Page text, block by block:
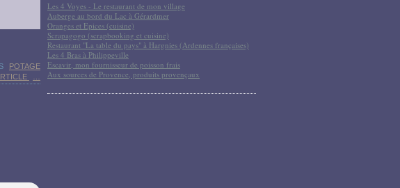
POTAGE
Les 4 Voyes - Le restaurant de mon village
Auberge au bord du Lac à Gérardmer
Oranges et Epices (cuisine)
Scrapagogo (scrapbooking et cuisine)
Restaurant "La table du pays" à Hargnies (Ardennes françaises)
Les 4 Bras à Philippeville
Escavir, mon fournisseur de poisson frais
Aux sources de Provence, produits provençaux